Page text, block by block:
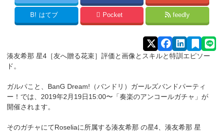
B! はてブ Pocket feedly
湊友希那 星4［友へ贈る花束］評価と画像とスキルと特訓エピソー
ド。
ガルパこと、BanG Dream!（バンドリ）ガールズバンドパーティ
ー！では、2019年2月19日15:00〜「奏楽のアンコールガチャ」が
開催されます。
そのガチャにてRoseliaに所属する湊友希那の星4、湊友希那 星